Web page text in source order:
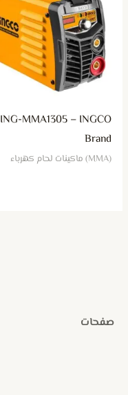
ING-MMA1305 – INGCO
Brand
(MMA) ماكينات لحام كهرباء
صفحات